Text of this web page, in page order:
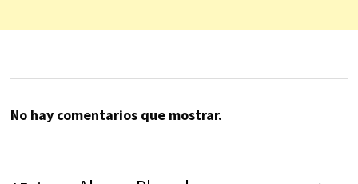
No hay comentarios que mostrar.